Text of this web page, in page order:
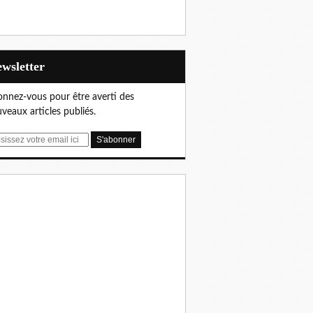
vous pour être averti des
articles publiés.